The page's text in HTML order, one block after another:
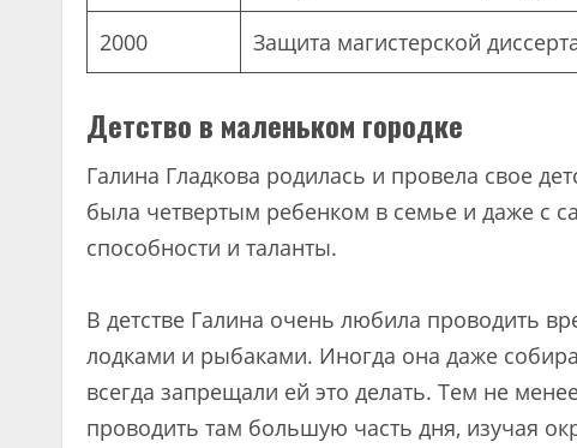
2000 Защита магистерской
Детство в маленьком городке
Галина Гладкова родилась и провела свое
была четвертым ребенком в семье и даже с
способности и таланты.
В детстве Галина очень любила проводить
лодками и рыбаками. Иногда она даже
всегда запрещали ей это делать. Тем не
проводить там большую часть дня, изучая